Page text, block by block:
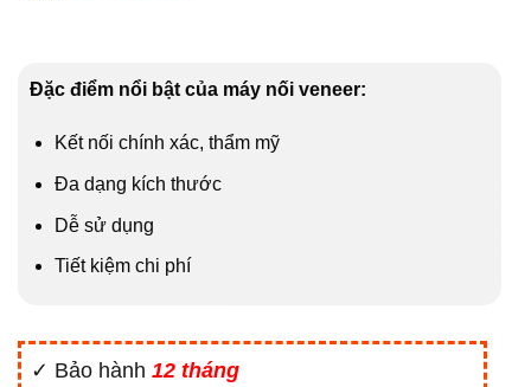
Đặc điểm nổi bật của máy nối veneer:
Kết nối chính xác, thẩm mỹ
Đa dạng kích thước
Dễ sử dụng
Tiết kiệm chi phí
✓ Bảo hành 12 tháng